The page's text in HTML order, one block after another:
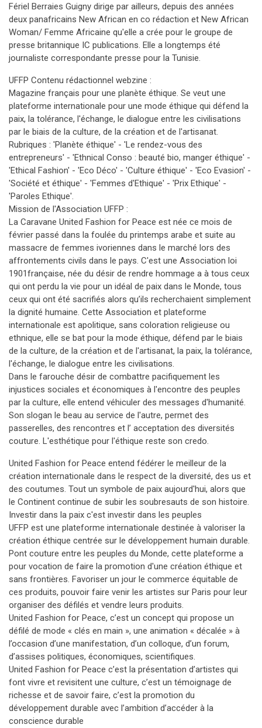
Fériel Berraies Guigny dirige par ailleurs, depuis des années
deux panafricains New African en co rédaction et New African
Woman/ Femme Africaine qu'elle a crée pour le groupe de
presse britannique IC publications. Elle a longtemps été
journaliste correspondante presse pour la Tunisie.
UFFP Contenu rédactionnel webzine :
Magazine français pour une planète éthique. Se veut une
plateforme internationale pour une mode éthique qui défend la
paix, la tolérance, l'échange, le dialogue entre les civilisations
par le biais de la culture, de la création et de l'artisanat.
Rubriques : 'Planète éthique' - 'Le rendez-vous des
entrepreneurs' - 'Ethnical Conso : beauté bio, manger éthique' -
'Ethical Fashion' - 'Eco Déco' - 'Culture éthique' - 'Eco Evasion' -
'Société et éthique' - 'Femmes d'Ethique' - 'Prix Ethique' -
'Paroles Ethique'.
Mission de l'Association UFFP :
La Caravane United Fashion for Peace est née ce mois de
février passé dans la foulée du printemps arabe et suite au
massacre de femmes ivoriennes dans le marché lors des
affrontements civils dans le pays. C'est une Association loi
1901française, née du désir de rendre hommage a à tous ceux
qui ont perdu la vie pour un idéal de paix dans le Monde, tous
ceux qui ont été sacrifiés alors qu’ils recherchaient simplement
la dignité humaine. Cette Association et plateforme
internationale est apolitique, sans coloration religieuse ou
ethnique, elle se bat pour la mode éthique, défend par le biais
de la culture, de la création et de l'artisanat, la paix, la tolérance,
l'échange, le dialogue entre les civilisations.
Dans le farouche désir de combattre pacifiquement les
injustices sociales et économiques à l'encontre des peuples
par la culture, elle entend véhiculer des messages d'humanité.
Son slogan le beau au service de l'autre, permet des
passerelles, des rencontres et l’ acceptation des diversités
couture. L'esthétique pour l'éthique reste son credo.
United Fashion for Peace entend fédérer le meilleur de la
création internationale dans le respect de la diversité, des us et
des coutumes. Tout un symbole de paix aujourd'hui, alors que
le Continent continue de subir les soubresauts de son histoire.
Investir dans la paix c'est investir dans les peuples
UFFP est une plateforme internationale destinée à valoriser la
création éthique centrée sur le développement humain durable.
Pont couture entre les peuples du Monde, cette plateforme a
pour vocation de faire la promotion d'une création éthique et
sans frontières. Favoriser un jour le commerce équitable de
ces produits, pouvoir faire venir les artistes sur Paris pour leur
organiser des défilés et vendre leurs produits.
United Fashion for Peace, c’est un concept qui propose un
défilé de mode « clés en main », une animation « décalée » à
l’occasion d’une manifestation, d’un colloque, d’un forum,
d’assises politiques, économiques, scientifiques.
United Fashion for Peace c’est la présentation d’artistes qui
font vivre et revisitent une culture, c’est un témoignage de
richesse et de savoir faire, c’est la promotion du
développement durable avec l’ambition d’accéder à la
conscience durable